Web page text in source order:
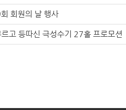
회원의 날 행사
르고 등따신 극성수기 27홀 프로모션